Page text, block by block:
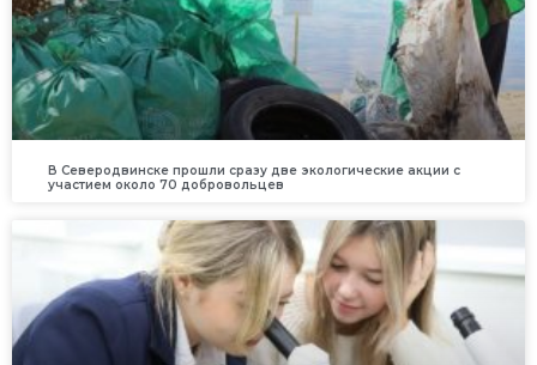
В Северодвинске прошли сразу две экологические акции с
участием около 70 добровольцев